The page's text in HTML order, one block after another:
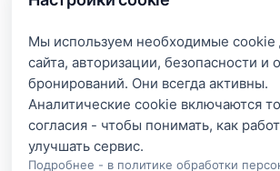
Мы используем необходимые cookie
сайта, авторизации, безопасности и
бронирований. Они всегда активны.
Аналитические cookie включаются
согласия - чтобы понимать, как
Подробнее - в политике обработки